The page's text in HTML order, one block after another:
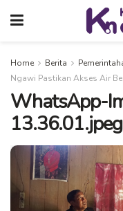
Home Berita
Ngawi Pastikan Akses Air
WhatsApp-
13.36.01.jpeg